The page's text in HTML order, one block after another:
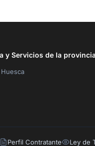
y Servicios de la
Perfil Contratante Ley de